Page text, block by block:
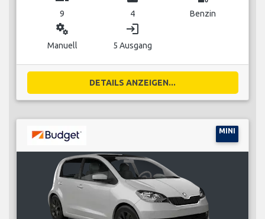
9 4 Benzin
miscellaneous_services
Manuell
login
5 Ausgang
DETAILS ANZEIGEN...
MINI